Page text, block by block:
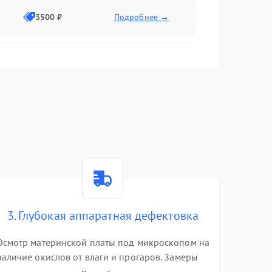
3500 ₽ Подробнее →
3000 ₽ Подробнее →
3. Глубокая аппаратная дефектовка
материнской платы под микроскопом на
окислов от влаги и прогаров. Замеры